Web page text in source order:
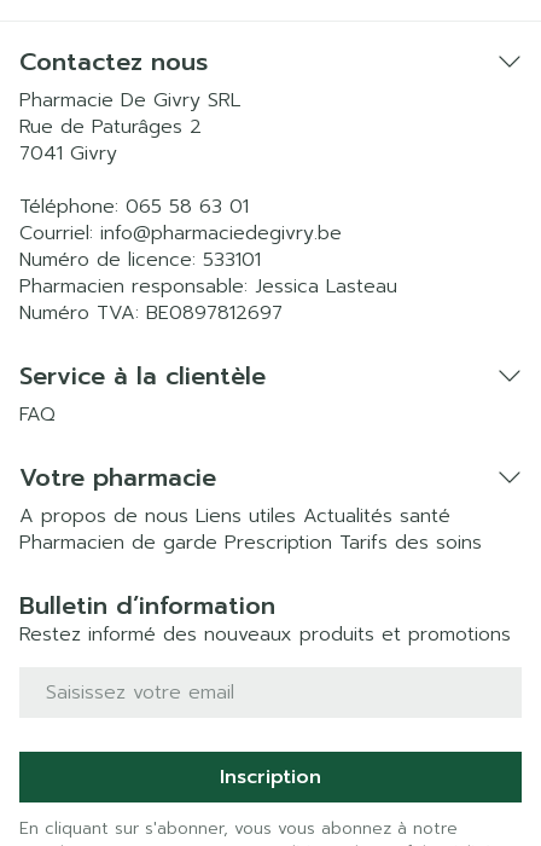
Contactez nous
Pharmacie De Givry SRL
Rue de Paturâges 2
7041 Givry
Téléphone: 065 58 63 01
Courriel: info@pharmaciedegivry.be
Numéro de licence: 533101
Pharmacien responsable: Jessica Lasteau
Numéro TVA: BE0897812697
Service à la clientèle
FAQ
Votre pharmacie
A propos de nous Liens utiles Actualités santé
Pharmacien de garde Prescription Tarifs des soins
Bulletin d’information
Restez informé des nouveaux produits et promotions
Adresse mail
Inscription
En cliquant sur s'abonner, vous vous abonnez à notre